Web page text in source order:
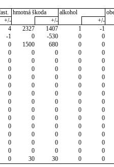
hmotná škoda alkohol
+/- +/- +/-
4 2327 1407 1 -1
-1 0 -530 0 0
0 1500 680 0 0
0 0 0 0 0
0 0 0 0 0
0 0 0 0 0
0 0 0 0 0
0 0 0 0 0
0 0 0 0 0
0 0 0 0 0
0 0 0 0 0
0 0 0 0 0
0 0 0 0 0
0 0 0 0 0
0 0 0 0 0
0 0 0 0 0
0 30 30 0 0